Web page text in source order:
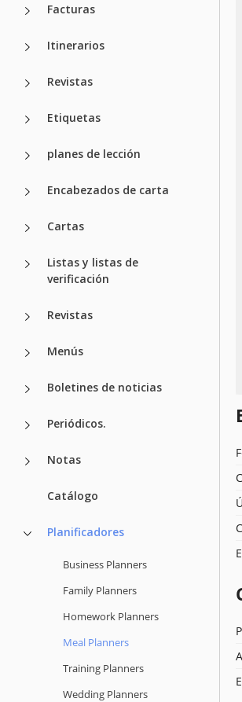
Facturas
Itinerarios
Revistas
Etiquetas
planes de lección
Encabezados de carta
Cartas
Listas y listas de
verificación
Revistas
Menús
Boletines de noticias
Periódicos.
Notas
Catálogo
Planificadores
Business Planners
Family Planners
Homework Planners
Meal Planners
Training Planners
Wedding Planners